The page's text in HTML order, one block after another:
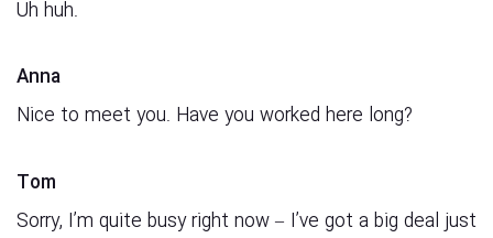
Uh huh.
Anna
Nice to meet you. Have you worked here long?
Tom
Sorry, I’m quite busy right now – I’ve got a big deal just